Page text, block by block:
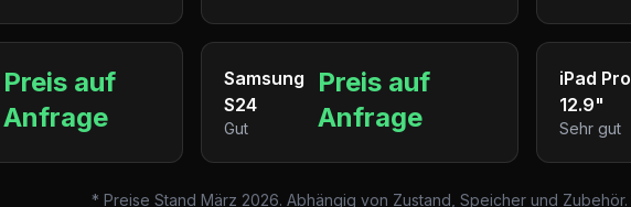
Preis auf
Anfrage
Samsung
S24
Gut
Preis auf
Anfrage
iPad Pro
12.9"
Sehr gut
* Preise Stand März 2026. Abhängig von Zustand, Speicher und Zubehör.